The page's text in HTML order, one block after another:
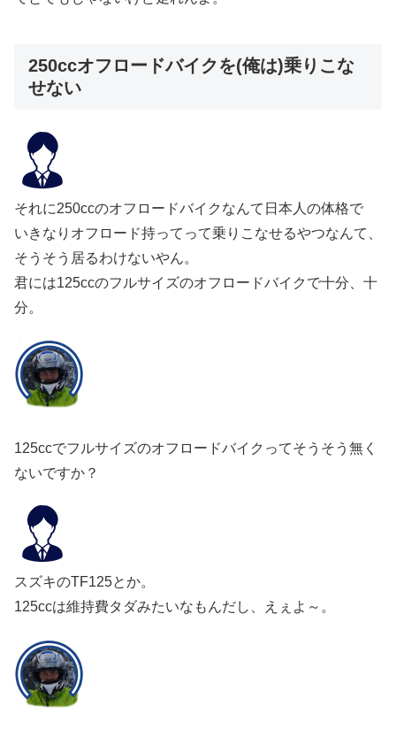
250ccオフロードバイクを(俺は)乗りこな
せない
それに250ccのオフロードバイクなんて日本人の体格で
いきなりオフロード持ってって乗りこなせるやつなんて、
そうそう居るわけないやん。
君には125ccのフルサイズのオフロードバイクで十分、十
分。
125ccでフルサイズのオフロードバイクってそうそう無く
ないですか？
スズキのTF125とか。
125ccは維持費タダみたいなもんだし、えぇよ～。